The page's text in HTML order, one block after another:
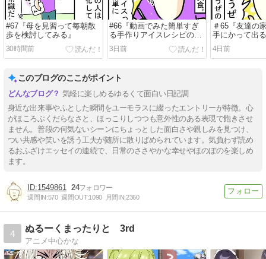
#67『母を見習って毎朝散
歩を検討してみる』
30時間前
#66『動画でみた簡単すぎ
る手作りアイスレシピの挑
戦』
3日前
＃65『友達の
手にかって出
4日前
このブログのここがポイント
気軽に楽しめるゆるくて面白い日記調
身近な出来事やふとした瞬間をユーモラスに綴ったエントリーが特徴。心
がほころぶくだらなさと、ほっこりしつつも意外性のある表現で飽きさせ
ません。普段の何気ないシーンにちょっとした面白さや親しみを見つけ、
つい共感や笑いを誘う工夫が随所に散りばめられています。気負わず読め
るおふざけエッセイの連続で、日常のささやかな幸せやほのぼのを楽しめ
ます。
1549861 24
週間IN:570 週間OUT:1090 月間IN:2360
4
ぬるーくまったりと 3rd
アニメ中心かな